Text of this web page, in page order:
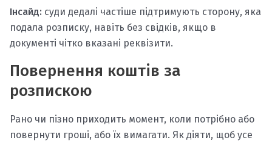
Інсайд: суди дедалі частіше підтримують сторону, яка
подала розписку, навіть без свідків, якщо в
документі чітко вказані реквізити.
Повернення коштів за
розпискою
Рано чи пізно приходить момент, коли потрібно або
повернути гроші, або їх вимагати. Як діяти, щоб усе